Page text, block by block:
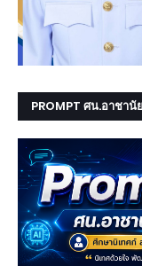
PROMPT ศน.อาชานั